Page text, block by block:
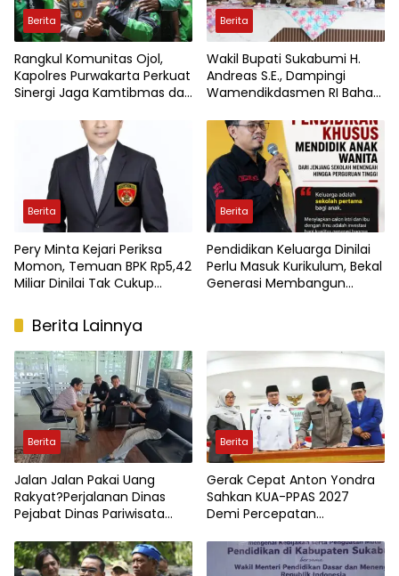
Berita
Rangkul Komunitas Ojol,
Kapolres Purwakarta Perkuat
Sinergi Jaga Kamtibmas dan
Berita
Wakil Bupati Sukabumi H.
Andreas S.E., Dampingi
Wamendikdasmen RI Bahas
Pendidikan di Sukabumi
Berita
Pery Minta Kejari Periksa
Momon, Temuan BPK Rp5,42
Miliar Dinilai Tak Cukup
Pengembalian Uang
Berita
Pendidikan Keluarga Dinilai
Perlu Masuk Kurikulum, Bekal
Generasi Membangun
Berita Lainnya
Berita
Jalan Jalan Pakai Uang
Rakyat?Perjalanan Dinas
Pejabat Dinas Pariwisata
Berita
Gerak Cepat Anton Yondra
Sahkan KUA-PPAS 2027
Demi Percepatan